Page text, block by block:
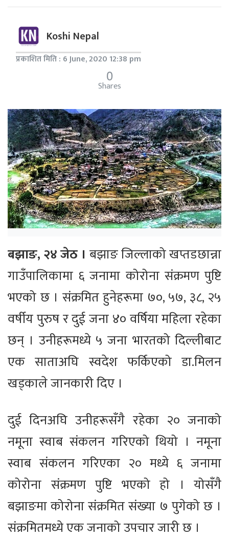
Koshi Nepal
प्रकाशित मिति : 6 June, 2020 12:38 pm
0
Shares
बझाङ, २४ जेठ । बझाङ जिल्लाको खप्तडछान्ना
गाउँपालिकामा ६ जनामा कोरोना संक्रमण पुष्टि
भएको छ । संक्रमित हुनेहरूमा ७०, ५७, ३८, २५
वर्षीय पुरुष र दुई जना ४० वर्षिया महिला रहेका
छन् । उनीहरूमध्ये ५ जना भारतको दिल्लीबाट
एक साताअघि स्वदेश फर्किएको डा.मिलन
खड्काले जानकारी दिए ।
दुई दिनअघि उनीहरूसँगै रहेका २० जनाको
नमूना स्वाब संकलन गरिएको थियो । नमूना
स्वाब संकलन गरिएका २० मध्ये ६ जनामा
कोरोना संक्रमण पुष्टि भएको हो । योसँगै
बझाङमा कोरोना संक्रमित संख्या ७ पुगेको छ ।
संक्रमितमध्ये एक जनाको उपचार जारी छ ।